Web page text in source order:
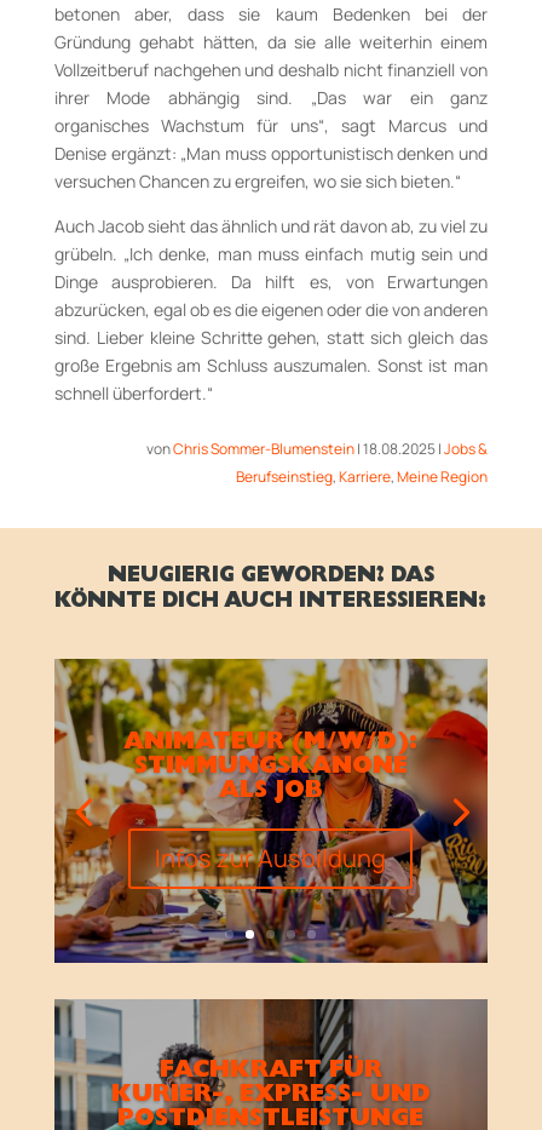
betonen aber, dass sie kaum Bedenken bei der
Gründung gehabt hätten, da sie alle weiterhin einem
Vollzeitberuf nachgehen und deshalb nicht finanziell von
ihrer Mode abhängig sind. „Das war ein ganz
organisches Wachstum für uns“, sagt Marcus und
Denise ergänzt: „Man muss opportunistisch denken und
versuchen Chancen zu ergreifen, wo sie sich bieten.“
Auch Jacob sieht das ähnlich und rät davon ab, zu viel zu
grübeln. „Ich denke, man muss einfach mutig sein und
Dinge ausprobieren. Da hilft es, von Erwartungen
abzurücken, egal ob es die eigenen oder die von anderen
sind. Lieber kleine Schritte gehen, statt sich gleich das
große Ergebnis am Schluss auszumalen. Sonst ist man
schnell überfordert.“
vonChris Sommer-Blumenstein|18.08.2025|Jobs &
Berufseinstieg,Karriere,Meine Region
NEUGIERIG GEWORDEN? DAS
KÖNNTE DICH AUCH INTERESSIEREN:
ANIMATEUR (M/W/D):
STIMMUNGSKANONE
ALS JOB
Infos zur Ausbildung
FACHKRAFT FÜR
KURIER-, EXPRESS- UND
POSTDIENSTLEISTUNGE